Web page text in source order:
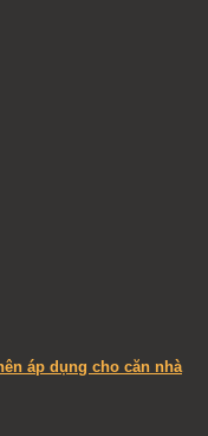
áp dụng cho căn nhà